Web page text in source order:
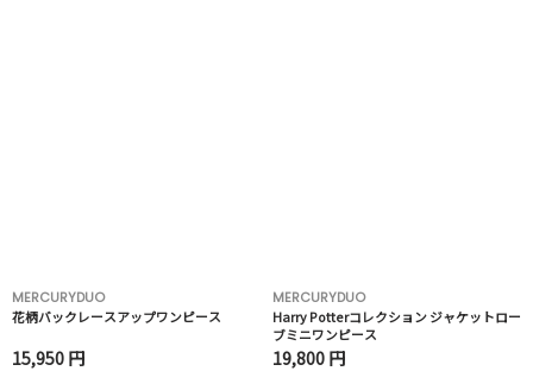
MERCURYDUO
花柄バックレースアップワンピース
15,950 円
MERCURYDUO
Harry Potterコレクション ジャケットロー
ブミニワンピース
19,800 円